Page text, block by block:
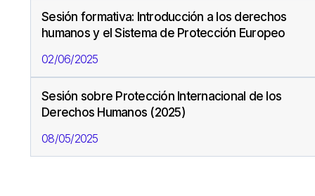
Sesión formativa: Introducción a los derechos
humanos y el Sistema de Protección Europeo
02/06/2025
Sesión sobre Protección Internacional de los
Derechos Humanos (2025)
08/05/2025